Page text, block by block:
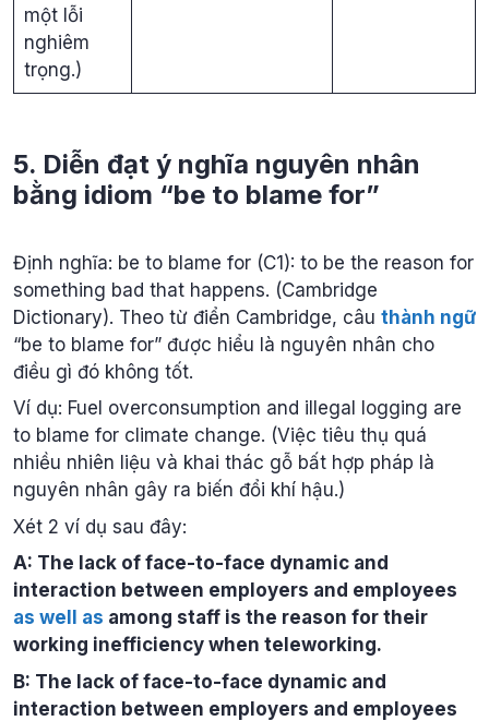
một lỗi
nghiêm
trọng.)
5. Diễn đạt ý nghĩa nguyên nhân
bằng idiom “be to blame for”
Định nghĩa: be to blame for (C1): to be the reason for
something bad that happens. (Cambridge
Dictionary). Theo từ điển Cambridge, câu thành ngữ
“be to blame for” được hiểu là nguyên nhân cho
điều gì đó không tốt.
Ví dụ: Fuel overconsumption and illegal logging are
to blame for climate change. (Việc tiêu thụ quá
nhiều nhiên liệu và khai thác gỗ bất hợp pháp là
nguyên nhân gây ra biến đổi khí hậu.)
Xét 2 ví dụ sau đây:
A: The lack of face-to-face dynamic and
interaction between employers and employees
as well as among staff is the reason for their
working inefficiency when teleworking.
B: The lack of face-to-face dynamic and
interaction between employers and employees